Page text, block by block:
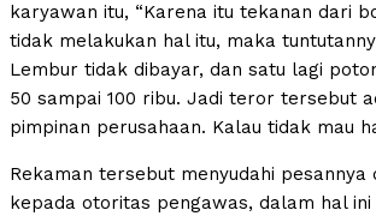
karyawan itu, “Karena itu tekanan dari
tidak melakukan hal itu, maka
Lembur tidak dibayar, dan satu lagi
50 sampai 100 ribu. Jadi teror tersebut
pimpinan perusahaan. Kalau tidak mau
Rekaman tersebut menyudahi pesannya
kepada otoritas pengawas, dalam hal